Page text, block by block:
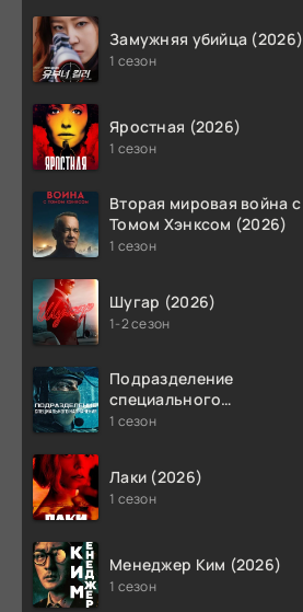
Замужняя убийца (2026)
1 сезон
Яростная (2026)
1 сезон
Вторая мировая война с
Томом Хэнксом (2026)
1 сезон
Шугар (2026)
1-2 сезон
Подразделение
специального
назначения (2026)
1 сезон
Лаки (2026)
1 сезон
Менеджер Ким (2026)
1 сезон